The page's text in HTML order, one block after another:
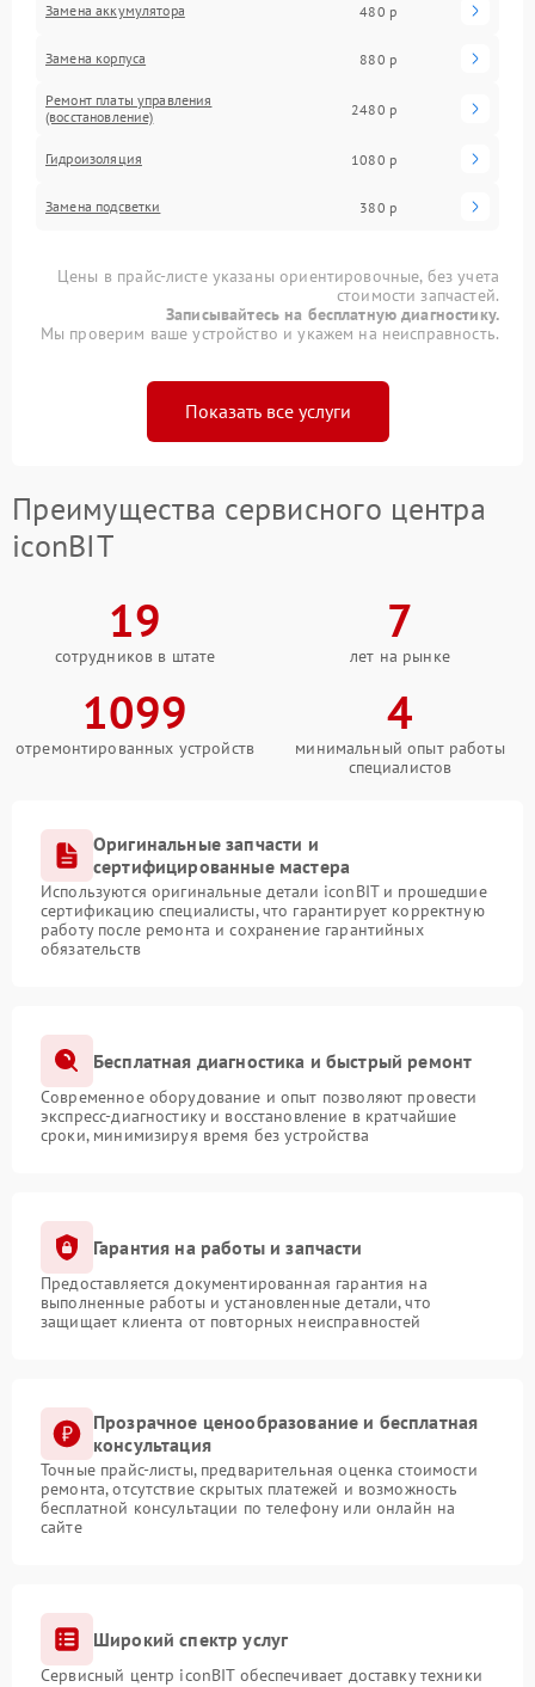
Замена аккумулятора 480 р
Замена корпуса 880 р
Ремонт платы управления
(восстановление)
2480 р
Гидроизоляция 1080 р
Замена подсветки 380 р
Цены в прайс-листе указаны ориентировочные, без учета
стоимости запчастей.
Записывайтесь на бесплатную диагностику.
Мы проверим ваше устройство и укажем на неисправность.
Показать все услуги
Преимущества сервисного центра
iconBIT
19
сотрудников в штате
7
лет на рынке
1099
отремонтированных устройств
4
минимальный опыт работы
специалистов
Оригинальные запчасти и
сертифицированные мастера
Используются оригинальные детали iconBIT и прошедшие
сертификацию специалисты, что гарантирует корректную
работу после ремонта и сохранение гарантийных
обязательств
Бесплатная диагностика и быстрый ремонт
Современное оборудование и опыт позволяют провести
экспресс-диагностику и восстановление в кратчайшие
сроки, минимизируя время без устройства
Гарантия на работы и запчасти
Предоставляется документированная гарантия на
выполненные работы и установленные детали, что
защищает клиента от повторных неисправностей
Прозрачное ценообразование и бесплатная
консультация
Точные прайс-листы, предварительная оценка стоимости
ремонта, отсутствие скрытых платежей и возможность
бесплатной консультации по телефону или онлайн на
сайте
Широкий спектр услуг
Сервисный центр iconBIT обеспечивает доставку техники